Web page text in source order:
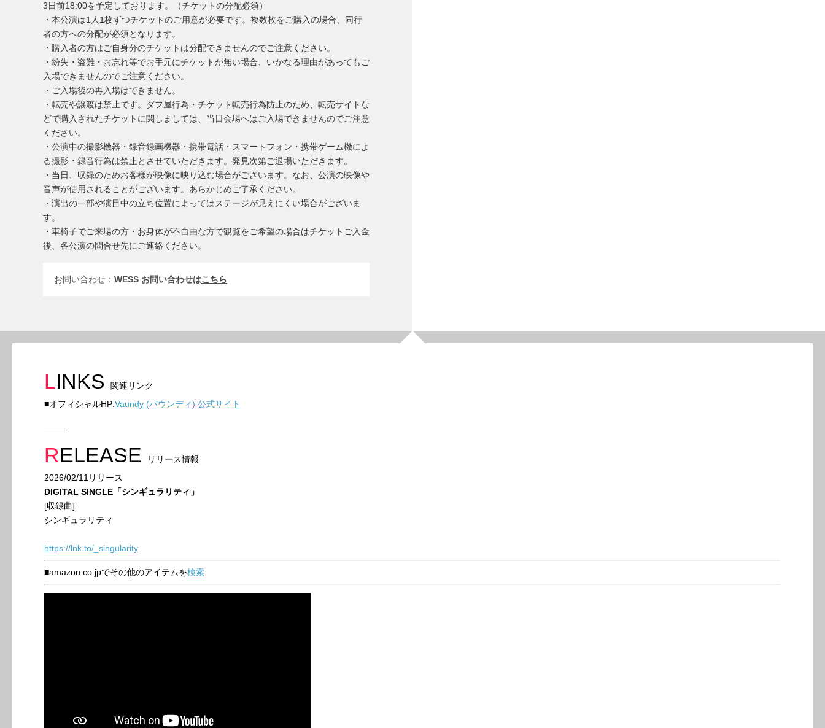
3⽇前18:00を予定しております。（チケットの分配必須）
・本公演は1⼈1枚ずつチケットのご⽤意が必要です。複数枚をご購⼊の場合、同⾏
者の⽅への分配が必須となります。
・購⼊者の⽅はご⾃⾝分のチケットは分配できませんのでご注意ください。
・紛失・盗難・お忘れ等でお⼿元にチケットが無い場合、いかなる理由があってもご
⼊場できませんのでご注意ください。
・ご⼊場後の再⼊場はできません。
・転売や譲渡は禁⽌です。ダフ屋⾏為・チケット転売⾏為防⽌のため、転売サイトな
どで購⼊されたチケットに関しましては、当⽇会場へはご⼊場できませんのでご注意
ください。
・公演中の撮影機器・録⾳録画機器・携帯電話・スマートフォン・携帯ゲーム機によ
る撮影・録⾳⾏為は禁⽌とさせていただきます。発⾒次第ご退場いただきます。
・当⽇、収録のためお客様が映像に映り込む場合がございます。なお、公演の映像や
⾳声が使⽤されることがございます。あらかじめご了承ください。
・演出の⼀部や演⽬中の⽴ち位置によってはステージが⾒えにくい場合がございま
す。
・⾞椅⼦でご来場の⽅・お⾝体が不⾃由な⽅で観覧をご希望の場合はチケットご⼊⾦
後、各公演の問合せ先にご連絡ください。
お問い合わせ： WESS お問い合わせはこちら
LINKS
関連リンク
■オフィシャルHP:Vaundy (バウンディ) 公式サイト
RELEASE
リリース情報
2026/02/11リリース
DIGITAL SINGLE「シンギュラリティ」
[収録曲]
シンギュラリティ
https://lnk.to/_singularity
■amazon.co.jpでその他のアイテムを検索